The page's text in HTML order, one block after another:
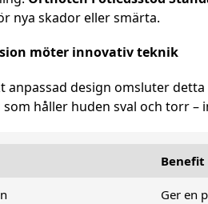
nya skador eller smärta.
möter innovativ teknik
anpassad design omsluter
håller huden sval och torr
Benefit
Ger en